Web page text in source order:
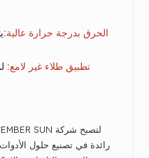
الحرق بدرجة حرارة عالية:
تطبيق طلاء غير لامع:
رائدة في تصنيع حلول